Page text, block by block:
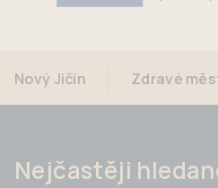
Nový Jičín Zdravé
Nejčastěji